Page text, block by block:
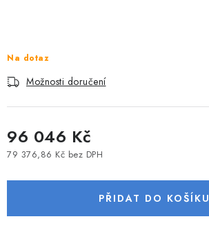
ŠLAPADLA
KATAMARÁNY - PONTON BOAT
Na dotaz
Možnosti doručení
96 046 Kč
79 376,86 Kč bez DPH
PŘIDAT DO KOŠÍKU